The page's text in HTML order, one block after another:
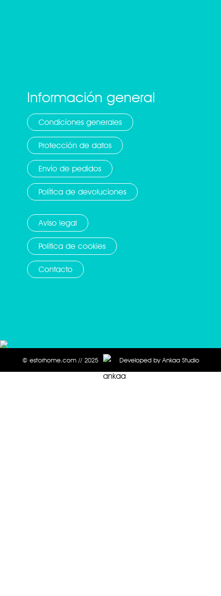
Información general
Condiciones generales
Protección de datos
Envío de pedidos
Política de devoluciones
Aviso legal
Política de cookies
Contacto
© estorhome.com // 2025 Developed by Ankaa Studio